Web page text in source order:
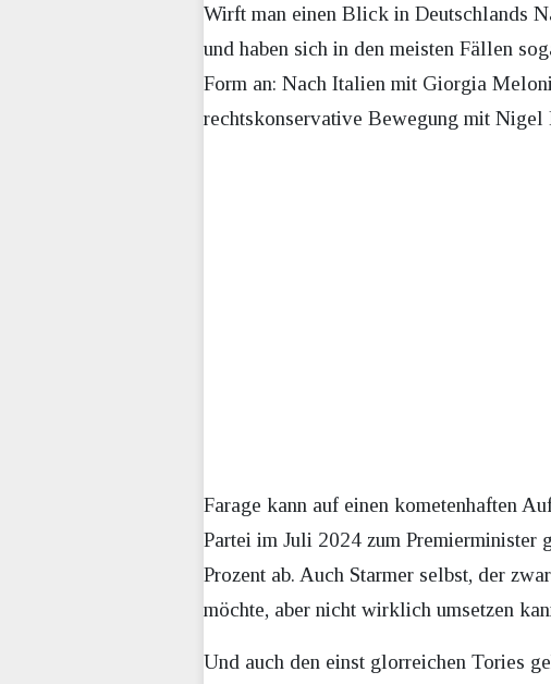
Wirft man einen Blick in Deutschlands
und haben sich in den meisten Fällen
Form an: Nach Italien mit Giorgia
rechtskonservative Bewegung mit Nigel
Farage kann auf einen kometenhaften
Partei im Juli 2024 zum Premierminister
Prozent ab. Auch Starmer selbst, der
möchte, aber nicht wirklich umsetzen
Und auch den einst glorreichen Tories